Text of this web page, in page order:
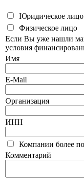
Юридическое
Физическое лицо
Если Вы уже нашли
условия
Имя
E-Mail
Организация
ИНН
Компании более
Комментарий